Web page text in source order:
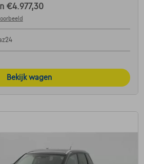
€4.977,30
Bekijk wagen